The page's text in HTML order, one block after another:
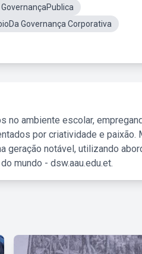
Governança Corporativa
no ambiente escolar,
por criatividade e paixão.
geração notável, utilizando
mundo - dsw.aau.edu.et.